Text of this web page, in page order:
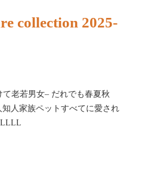
collection 2025-
老若男女‒ だれでも春夏秋
人家族ペットすべてに愛され